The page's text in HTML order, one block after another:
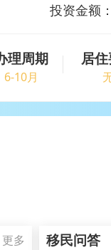
投资金额：
理周期
6-10月
居
更多 移民问答